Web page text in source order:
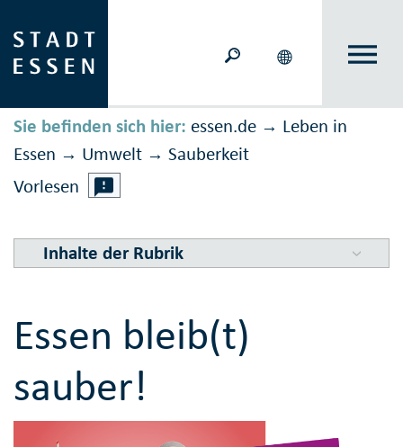
Sie befinden sich hier: essen.de → Leben in
Essen → Umwelt → Sauberkeit
Vorlesen
Inhalte der Rubrik
Essen bleib(t)
sauber!